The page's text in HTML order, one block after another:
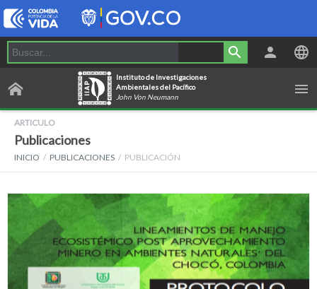
Instituto de Investigaciones
Ambientales del Pacífico
John Von Neumann
ARTICULO
Publicaciones
INICIO PUBLICACIONES PUBLICACIÓN